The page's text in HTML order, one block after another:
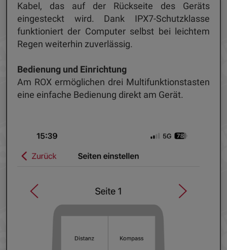
Kabel, das auf der Rückseite des Geräts
eingesteckt wird. Dank IPX7-Schutzklasse
funktioniert der Computer selbst bei leichtem
Regen weiterhin zuverlässig.
Bedienung und Einrichtung
Am ROX ermöglichen drei Multifunktionstasten
eine einfache Bedienung direkt am Gerät.